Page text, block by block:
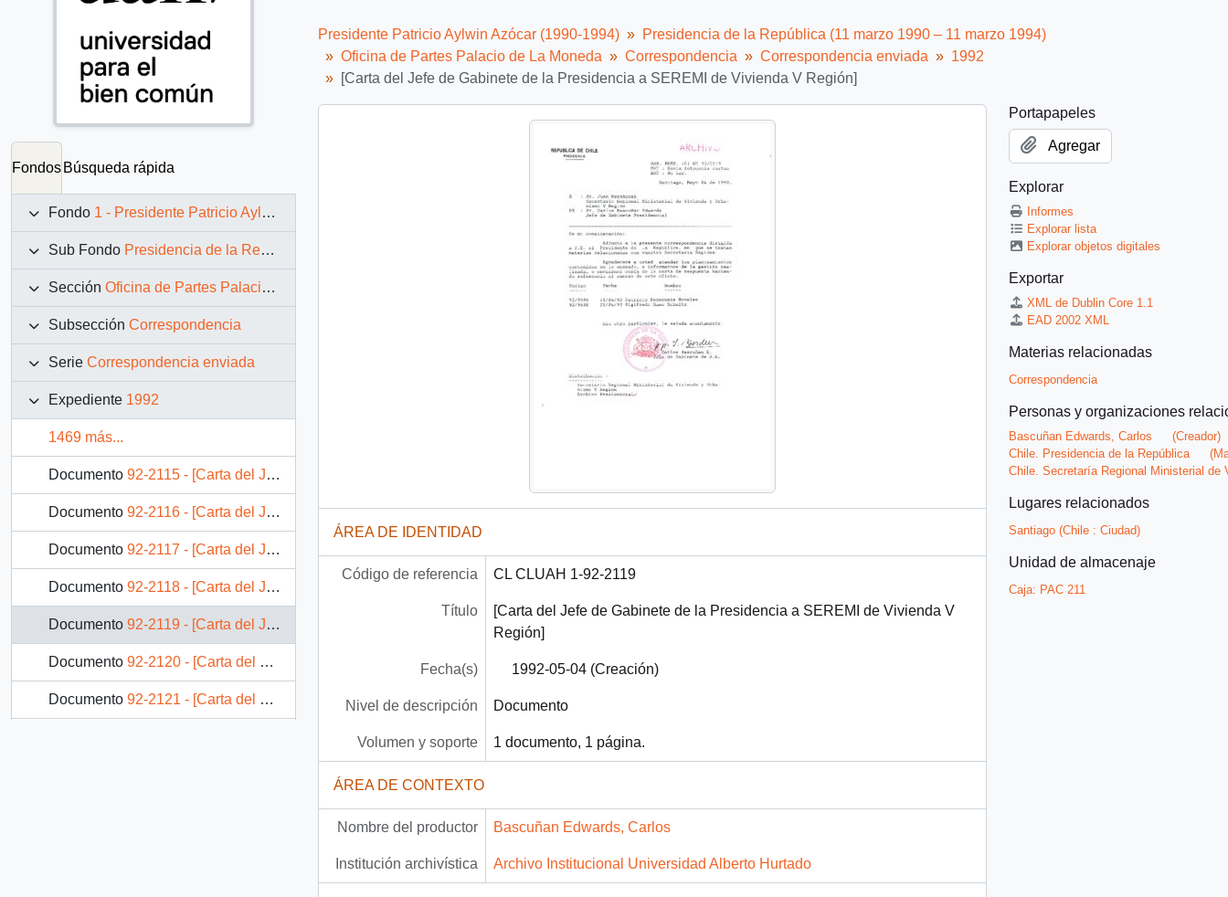
Fondos Búsqueda rápida
Fondo 1 - Presidente Patricio Aylwin Azócar (1990-1994)
Sub Fondo Presidencia de la República (11 marzo 1990 – 11 marzo 1994)
Sección Oficina de Partes Palacio de La Moneda
Subsección Correspondencia
Serie Correspondencia enviada
Expediente 1992
1469 más...
Documento 92-2115 - [Carta del Jefe de Gabinete de la Presidencia a SEREMI de Justicia Región Metropolitana]
Documento 92-2116 - [Carta del Jefe de Gabinete de la Presidencia a Jefe de División Jurídico-Legislativa]
Documento 92-2117 - [Carta del Jefe de Gabinete de la Presidencia a Jefe de División Jurídico-Legislativa]
Documento 92-2118 - [Carta del Jefe de Gabinete de la Presidencia a Jefe de División Jurídico-Legislativa]
Documento 92-2119 - [Carta del Jefe de Gabinete de la Presidencia a SEREMI de Vivienda V Región]
Documento 92-2120 - [Carta del Jefe de Gabinete de la Presidencia a Gobernador Provincial de Cautín]
Documento 92-2121 - [Carta del Jefe de Gabinete de la Presidencia a Alcalde (S) de Peñalolén]
Presidente Patricio Aylwin Azócar (1990-1994)
Presidencia de la República (11 marzo 1990 – 11 marzo 1994)
Oficina de Partes Palacio de La Moneda
Correspondencia Correspondencia enviada
1992
[Carta del Jefe de Gabinete de la Presidencia a SEREMI de Vivienda V Región]
ÁREA DE IDENTIDAD
Código de referencia CL CLUAH 1-92-2119
Título
[Carta del Jefe de Gabinete de la Presidencia a SEREMI de Vivienda V
Región]
Fecha(s) 1992-05-04 (Creación)
Nivel de descripción Documento
Volumen y soporte 1 documento, 1 página.
ÁREA DE CONTEXTO
Nombre del productor Bascuñan Edwards, Carlos
Institución archivística Archivo Institucional Universidad Alberto Hurtado
Portapapeles
Agregar
Explorar
Informes
Explorar lista
Explorar objetos digitales
Exportar
XML de Dublin Core 1.1
EAD 2002 XML
Materias relacionadas
Correspondencia
Personas y organizaciones
Bascuñan Edwards, Carlos
(Creador)
Chile. Presidencia de la República
Chile. Secretaría Regional Ministerial de
Lugares relacionados
Santiago (Chile : Ciudad)
Unidad de almacenaje
Caja: PAC 211